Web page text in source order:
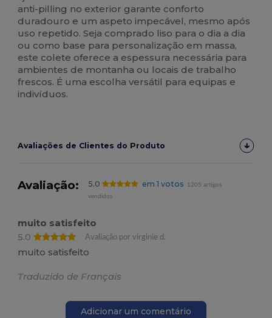
anti-pilling no exterior garante conforto
duradouro e um aspeto impecável, mesmo após
uso repetido. Seja comprado liso para o dia a dia
ou como base para personalização em massa,
este colete oferece a espessura necessária para
ambientes de montanha ou locais de trabalho
frescos. É uma escolha versátil para equipas e
indivíduos.
Avaliações de Clientes do Produto
Avaliação: 5.0 em 1 votos
1205 artigos
vendidos
muito satisfeito
5.0
Avaliação por virginie d.
muito satisfeito
Traduzido de Français
Adicionar um comentário